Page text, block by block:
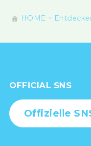
HOME
OFFICIAL SNS
Offizielle